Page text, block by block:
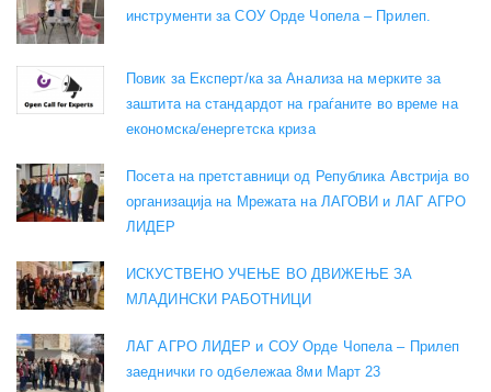
инструменти за СОУ Орде Чопела – Прилеп.
Повик за Експерт/ка за Анализа на мерките за
заштита на стандардот на граѓаните во време на
економска/енергетска криза
Посета на претставници од Република Австрија во
организација на Мрежата на ЛАГОВИ и ЛАГ АГРО
ЛИДЕР
ИСКУСТВЕНО УЧЕЊЕ ВО ДВИЖЕЊЕ ЗА
МЛАДИНСКИ РАБОТНИЦИ
ЛАГ АГРО ЛИДЕР и СОУ Орде Чопела – Прилеп
заеднички го одбележаа 8ми Март 23